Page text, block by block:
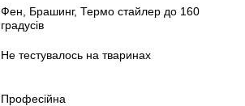
Фен, Брашинг, Термо стайлер до 160
градусів
Не тестувалось на тваринах
Професійна